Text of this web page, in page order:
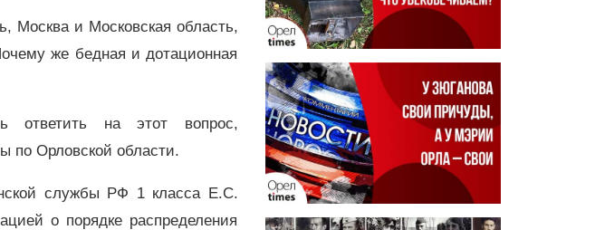
Москва и Московская область,
же бедная и дотационная
ответить на этот вопрос,
по Орловской области.
службы РФ 1 класса Е.С.
о порядке распределения